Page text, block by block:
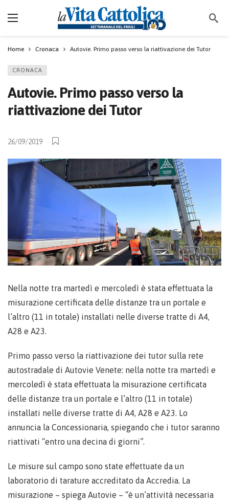
Home Cronaca Autovie. Primo passo verso la riattivazione dei Tutor
CRONACA
Autovie. Primo passo verso la
riattivazione dei Tutor
26/09/2019
Nella notte tra martedì e mercoledì è stata effettuata la
misurazione certificata delle distanze tra un portale e
l’altro (11 in totale) installati nelle diverse tratte di A4,
A28 e A23.
Primo passo verso la riattivazione dei tutor sulla rete
autostradale di Autovie Venete: nella notte tra martedì e
mercoledì è stata effettuata la misurazione certificata
delle distanze tra un portale e l’altro (11 in totale)
installati nelle diverse tratte di A4, A28 e A23. Lo
annuncia la Concessionaria, spiegando che i tutor saranno
riattivati “entro una decina di giorni”.
Le misure sul campo sono state effettuate da un
laboratorio di tarature accreditato da Accredia. La
misurazione – spiega Autovie – “è un’attività necessaria